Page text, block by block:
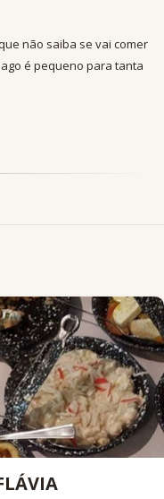
não saiba se vai comer
é pequeno para tanta